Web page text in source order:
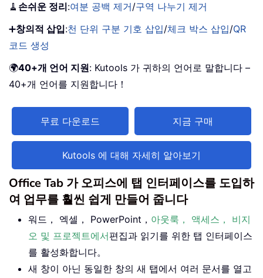
🧹 손쉬운 정리:여분 공백 제거/구역 나누기 제거
➕창의적 삽입:천 단위 구분 기호 삽입/체크 박스 삽입/QR
코드 생성
🌍40+개 언어 지원: Kutools 가 귀하의 언어로 말합니다 –
40+개 언어를 지원합니다！
무료 다운로드 지금 구매
Kutools 에 대해 자세히 알아보기
Office Tab 가 오피스에 탭 인터페이스를 도입하
여 업무를 훨씬 쉽게 만들어 줍니다
워드， 엑셀， PowerPoint， 아웃룩， 액세스， 비지
오 및 프로젝트에서편집과 읽기를 위한 탭 인터페이스
를 활성화합니다。
새 창이 아닌 동일한 창의 새 탭에서 여러 문서를 열고